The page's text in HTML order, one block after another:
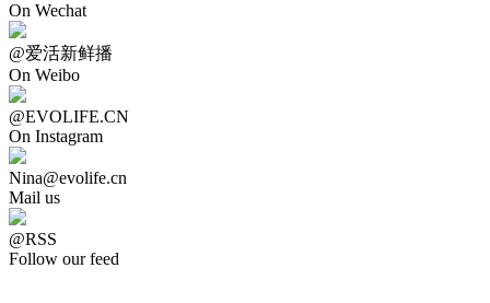
On Wechat
@爱活新鲜播
On Weibo
@EVOLIFE.CN
On Instagram
Nina@evolife.cn
Mail us
@RSS
Follow our feed